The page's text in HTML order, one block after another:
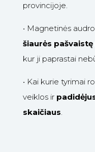
provincijoje.
• Magnetinės
šiaurės
kur ji paprastai
• Kai kurie tyrimai
veiklos ir
skaičiaus.